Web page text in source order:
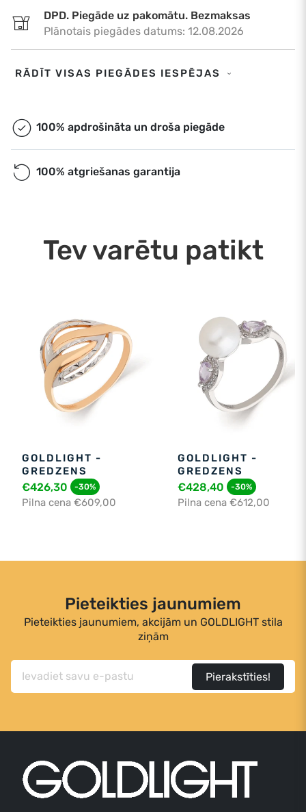
DPD. Piegāde uz pakomātu. Bezmaksas
Plānotais piegādes datums: 12.08.2026
DPD. Piegāde uz adresi. €6,50
Omniva. Piegāde uz pakomātu. Bezmaksas
Plānotais piegādes datums: 12.08.2026
Ekspress piegāde. €9,00
RĀDĪT VISAS PIEGĀDES IESPĒJAS
100% apdrošināta un droša piegāde
100% atgriešanas garantija
Tev varētu patikt
GOLDLIGHT -
GREDZENS
€426,30 -30%
Pilna cena €609,00
GOLDLIGHT -
GREDZENS
€428,40 -30%
Pilna cena €612,00
Pieteikties jaunumiem
Pieteikties jaunumiem, akcijām un GOLDLIGHT stila
ziņām
Pierakstīties!